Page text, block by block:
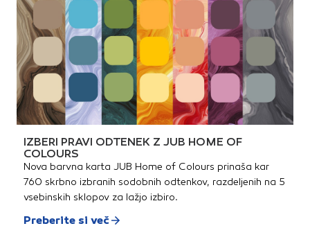
IZBERI PRAVI ODTENEK Z JUB HOME OF
COLOURS
Nova barvna karta JUB Home of Colours prinaša kar
760 skrbno izbranih sodobnih odtenkov, razdeljenih na 5
vsebinskih sklopov za lažjo izbiro.
Preberite si več